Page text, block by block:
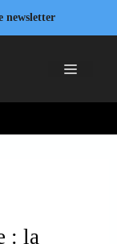
newsletter
Menu
: la